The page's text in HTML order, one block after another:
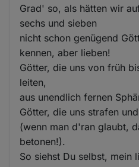
Grad' so, als hätten wir
sechs und sieben
nicht schon genügend
kennen, aber lieben!
Götter, die uns von früh
leiten,
aus unendlich fernen
Götter, die uns strafen
(wenn man d'ran glaubt,
betonen!).
So siehst Du selbst, mein